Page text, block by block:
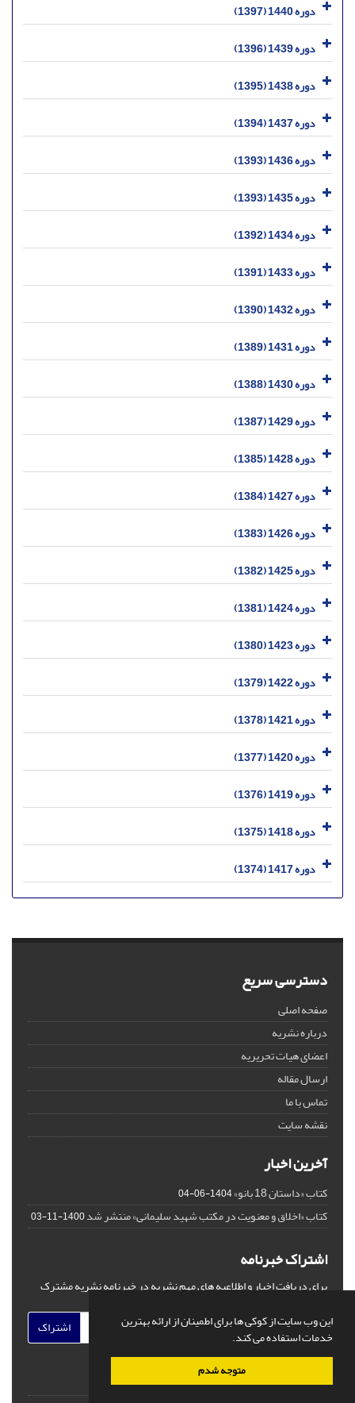
این وب سایت از کوکی ها برای اطمینان از ارائه بهترین
خدمات استفاده می کند.
متوجه شدم
دوره 1440 (1397)
دوره 1439 (1396)
دوره 1438 (1395)
دوره 1437 (1394)
دوره 1436 (1393)
دوره 1435 (1393)
دوره 1434 (1392)
دوره 1433 (1391)
دوره 1432 (1390)
دوره 1431 (1389)
دوره 1430 (1388)
دوره 1429 (1387)
دوره 1428 (1385)
دوره 1427 (1384)
دوره 1426 (1383)
دوره 1425 (1382)
دوره 1424 (1381)
دوره 1423 (1380)
دوره 1422 (1379)
دوره 1421 (1378)
دوره 1420 (1377)
دوره 1419 (1376)
دوره 1418 (1375)
دوره 1417 (1374)
دسترسی سریع
صفحه اصلی
درباره نشریه
اعضای هیات تحریریه
ارسال مقاله
تماس با ما
نقشه سایت
آخرین اخبار
کتاب «داستان 18 بانو» 1404-06-04
کتاب «اخلاق و معنویت در مکتب شهید سلیمانی» منتشر شد1400-11-03
اشتراک خبرنامه
برای دریافت اخبار و اطلاعیه های مهم نشریه در خبرنامه نشریه مشترک
اشتراک